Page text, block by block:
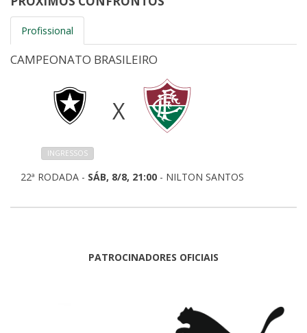
Profissional
CAMPEONATO BRASILEIRO
X
INGRESSOS
22ª RODADA - SÁB, 8/8, 21:00 - NILTON SANTOS
PATROCINADORES OFICIAIS